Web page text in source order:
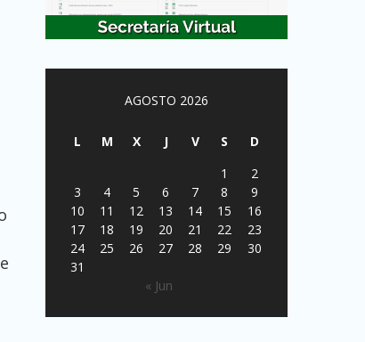
AGOSTO 2026
L M X J V S
D
1
2
3
4 5 6 7 8
9
10
11 12 13 14 15
16
17
18 19 20 21 22
23
24
25 26 27 28 29
30
31
« Jun